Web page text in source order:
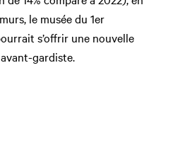
le musée du 1er
s’offrir une nouvelle
gardiste.